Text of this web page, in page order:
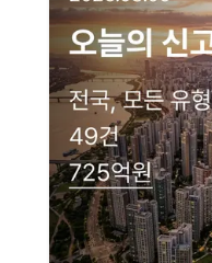
네이
현재 네이버 지도 연결이
이용에